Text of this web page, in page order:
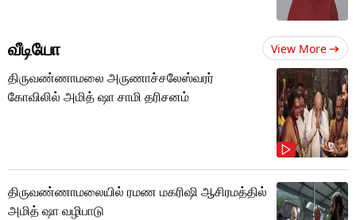
வீடியோ View More
திருவண்ணாமலை அருணாச்சலேஸ்வரர்
கோவிலில் அமித் ஷா சாமி தரிசனம்
திருவண்ணாமலையில் ரமண மகரிஷி ஆசிரமத்தில்
அமித் ஷா வழிபாடு